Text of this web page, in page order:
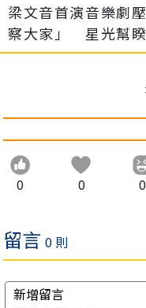
梁文音首演音樂劇
察大家」 星光幫
0 0 0